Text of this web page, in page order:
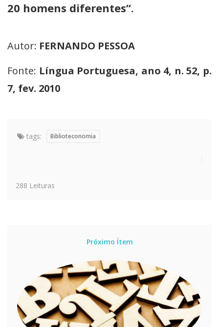
20 homens diferentes”.
Autor: FERNANDO PESSOA
Fonte: Língua Portuguesa, ano 4, n. 52, p.
7, fev. 2010
tags: Biblioteconomia
288 Leituras
Próximo Ítem